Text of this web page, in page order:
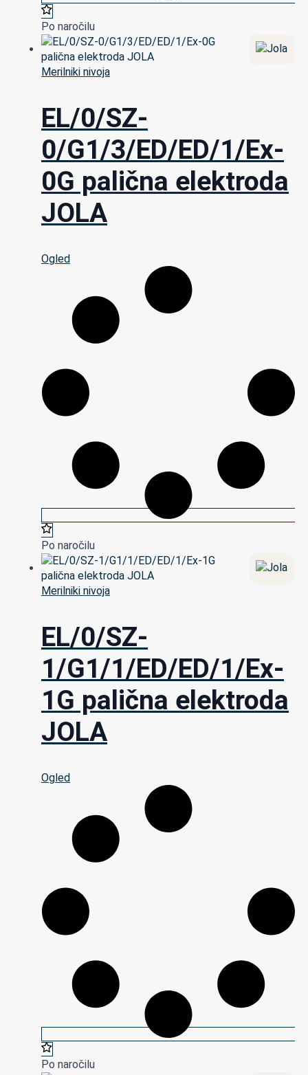
Po naročilu
Merilniki nivoja
EL/0/SZ-
0/G1/3/ED/ED/1/Ex-
0G palična elektroda
JOLA
Ogled
Po naročilu
Merilniki nivoja
EL/0/SZ-
1/G1/1/ED/ED/1/Ex-
1G palična elektroda
JOLA
Ogled
Po naročilu